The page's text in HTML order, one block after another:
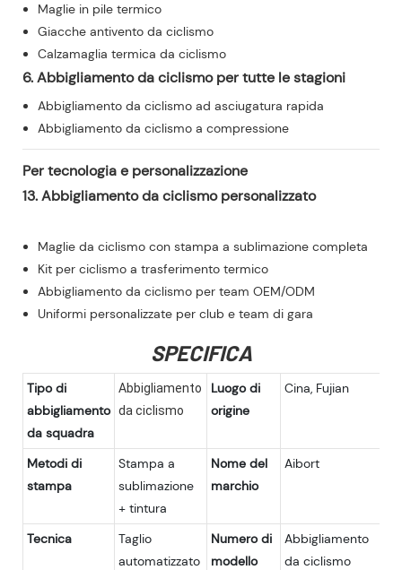
Maglie in pile termico
Giacche antivento da ciclismo
Calzamaglia termica da ciclismo
6. Abbigliamento da ciclismo per tutte le stagioni
Abbigliamento da ciclismo ad asciugatura rapida
Abbigliamento da ciclismo a compressione
Per tecnologia e personalizzazione
13. Abbigliamento da ciclismo personalizzato
Maglie da ciclismo con stampa a sublimazione completa
Kit per ciclismo a trasferimento termico
Abbigliamento da ciclismo per team OEM/ODM
Uniformi personalizzate per club e team di gara
SPECIFICA
Tipo di
abbigliamento
da squadra
Abbigliamento
da ciclismo
Luogo di
origine
Cina, Fujian
Metodi di
stampa
Stampa a
sublimazione
+ tintura
Nome del
marchio
Aibort
Tecnica
Taglio
automatizzato
Numero di
modello
Abbigliamento
da ciclismo